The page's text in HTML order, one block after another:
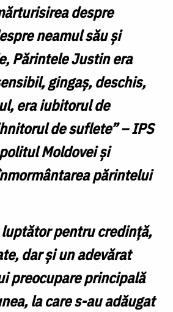
despre
neamul său și
Părintele Justin era
gingaș, deschis,
era iubitorul de
de suflete” – IPS
Moldovei și
părintelui
luptător pentru credință,
dar și un adevărat
preocupare principală
la care s-au adăugat